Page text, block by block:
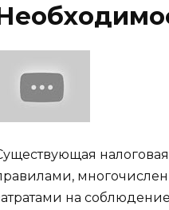
на